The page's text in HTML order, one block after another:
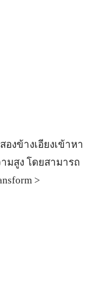
งข้างเอียงเข้าหา
มสูง โดยสามารถ
>